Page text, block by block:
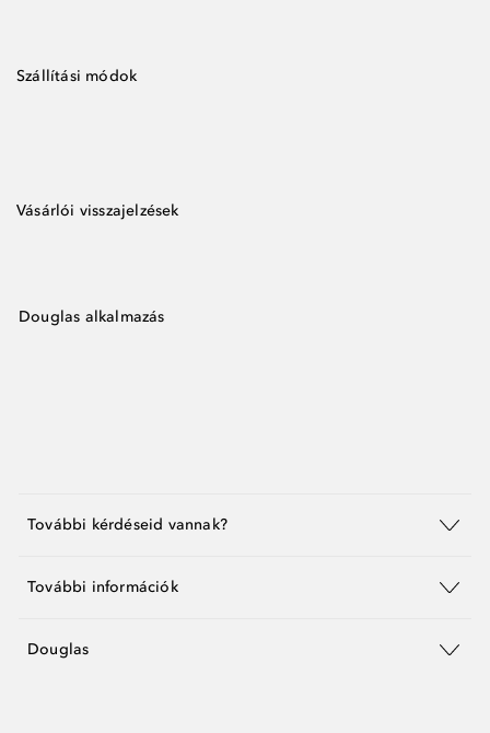
Szállítási módok
Vásárlói visszajelzések
Douglas alkalmazás
További kérdéseid vannak?
További információk
Douglas